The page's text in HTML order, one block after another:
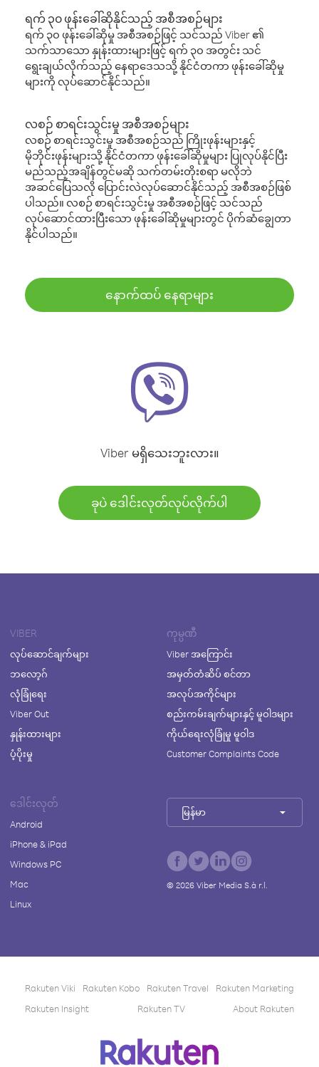
ရက် ၃၀ ဖုန်းခေါ်ဆိုနိုင်သည့် အစီအစဉ်များ
ရက် ၃၀ ဖုန်းခေါ်ဆိုမှု အစီအစဉ်ဖြင့် သင်သည် Viber ၏
သက်သာသော နှုန်းထားများဖြင့် ရက် ၃၀ အတွင်း သင်
ရွေးချယ်လိုက်သည့် နေရာဒေသသို့ နိုင်ငံတကာ ဖုန်းခေါ်ဆိုမှု
များကို လုပ်ဆောင်နိုင်သည်။
လစဉ် စာရင်းသွင်းမှု အစီအစဉ်များ
လစဉ် စာရင်းသွင်းမှု အစီအစဉ်သည် ကြိုးဖုန်းများနှင့်
မိုဘိုင်းဖုန်းများသို့ နိုင်ငံတကာ ဖုန်းခေါ်ဆိုမှုများ ပြုလုပ်နိုင်ပြီး
မည်သည့်အချိန်တွင်မဆို သက်တမ်းတိုးစရာ မလိုဘဲ
အဆင်ပြေသလို ပြောင်းလဲလုပ်ဆောင်နိုင်သည့် အစီအစဉ်ဖြစ်
ပါသည်။ လစဉ် စာရင်းသွင်းမှု အစီအစဉ်ဖြင့် သင်သည်
လုပ်ဆောင်ထားပြီးသော ဖုန်းခေါ်ဆိုမှုများတွင် ပိုက်ဆံချွေတာ
နိုင်ပါသည်။
နောက်ထပ် နေရာများ
Viber မရှိသေးဘူးလား။
ခုပဲ ဒေါင်းလုတ်လုပ်လိုက်ပါ
VIBER
လုပ်ဆောင်ချက်များ
ဘလော့ဂ်
လုံခြုံရေး
Viber Out
နှုန်းထားများ
ပံ့ပိုးမှု
ကုမ္ပဏီ
Viber အကြောင်း
အမှတ်တံဆိပ် စင်တာ
အလုပ်အကိုင်များ
စည်းကမ်းချက်များနှင့် မူဝါဒများ
ကိုယ်ရေးလုံခြုံမှု မူဝါဒ
Customer Complaints Code
ဒေါင်းလုတ်
Android
iPhone & iPad
Windows PC
Mac
Linux
မြန်မာ
© 2026Viber Media S.à r.l.
Rakuten Viki Rakuten Kobo Rakuten Travel
Rakuten Marketing
Rakuten Insight
Rakuten TV About Rakuten